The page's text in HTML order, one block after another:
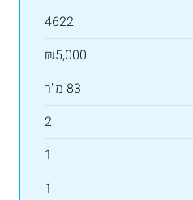
4622
₪5,000
83 מ"ר
2
1
1